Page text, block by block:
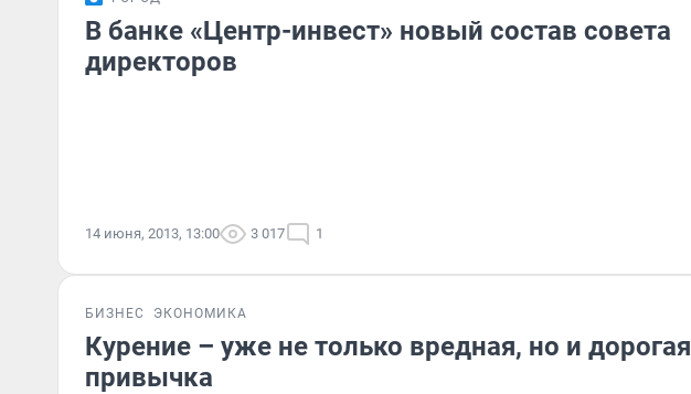
В банке «Центр-инвест» новый состав совета
директоров
14 июня, 2013, 13:00 3 017 1
БИЗНЕС ЭКОНОМИКА
Курение – уже не только вредная, но и дорогая
привычка